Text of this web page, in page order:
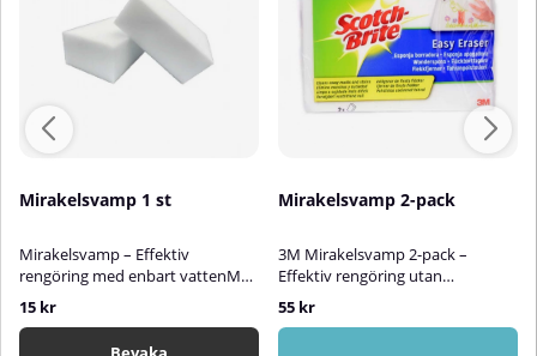
Mirakelsvamp 1 st
Mirakelsvamp – Effektiv
rengöring med enbart vattenMed
Mirakelsvampen blir det enkelt
att få bort svåra fläckar utan att
använda starka rengöringsmedel.
15 kr
Mirakelsvamp 2-pack
3M Mirakelsvamp 2-pack –
Effektiv rengöring utan
kemikalier3M Mirakelsvamp är en
praktisk och skonsam
rengöringssvamp som effektivt
55 kr